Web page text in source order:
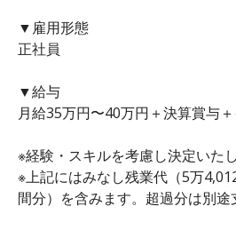
▼雇用形態
正社員
▼給与
月給35万円〜40万円＋決算賞与
※経験・スキルを考慮し決定いたし
※上記にはみなし残業代（5万
間分）を含みます。超過分は別途